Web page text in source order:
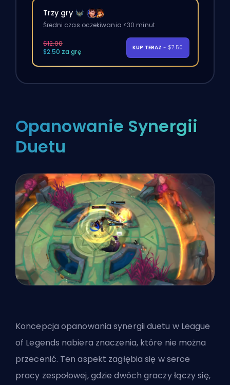
Trzy gry
Średni czas oczekiwania <30 minut
$12.00
$2.50 za grę
KUP TERAZ - $7.50
Opanowanie Synergii
Duetu
Koncepcja opanowania synergii duetu w League
of Legends nabiera znaczenia, które nie można
przecenić. Ten aspekt zagłębia się w serce
pracy zespołowej, gdzie dwóch graczy łączy się,